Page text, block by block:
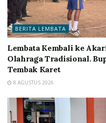
BERITA LEMBATA
Lembata Kembali ke
Olahraga Tradisional.
Tembak Karet
8 AGUSTUS 2026